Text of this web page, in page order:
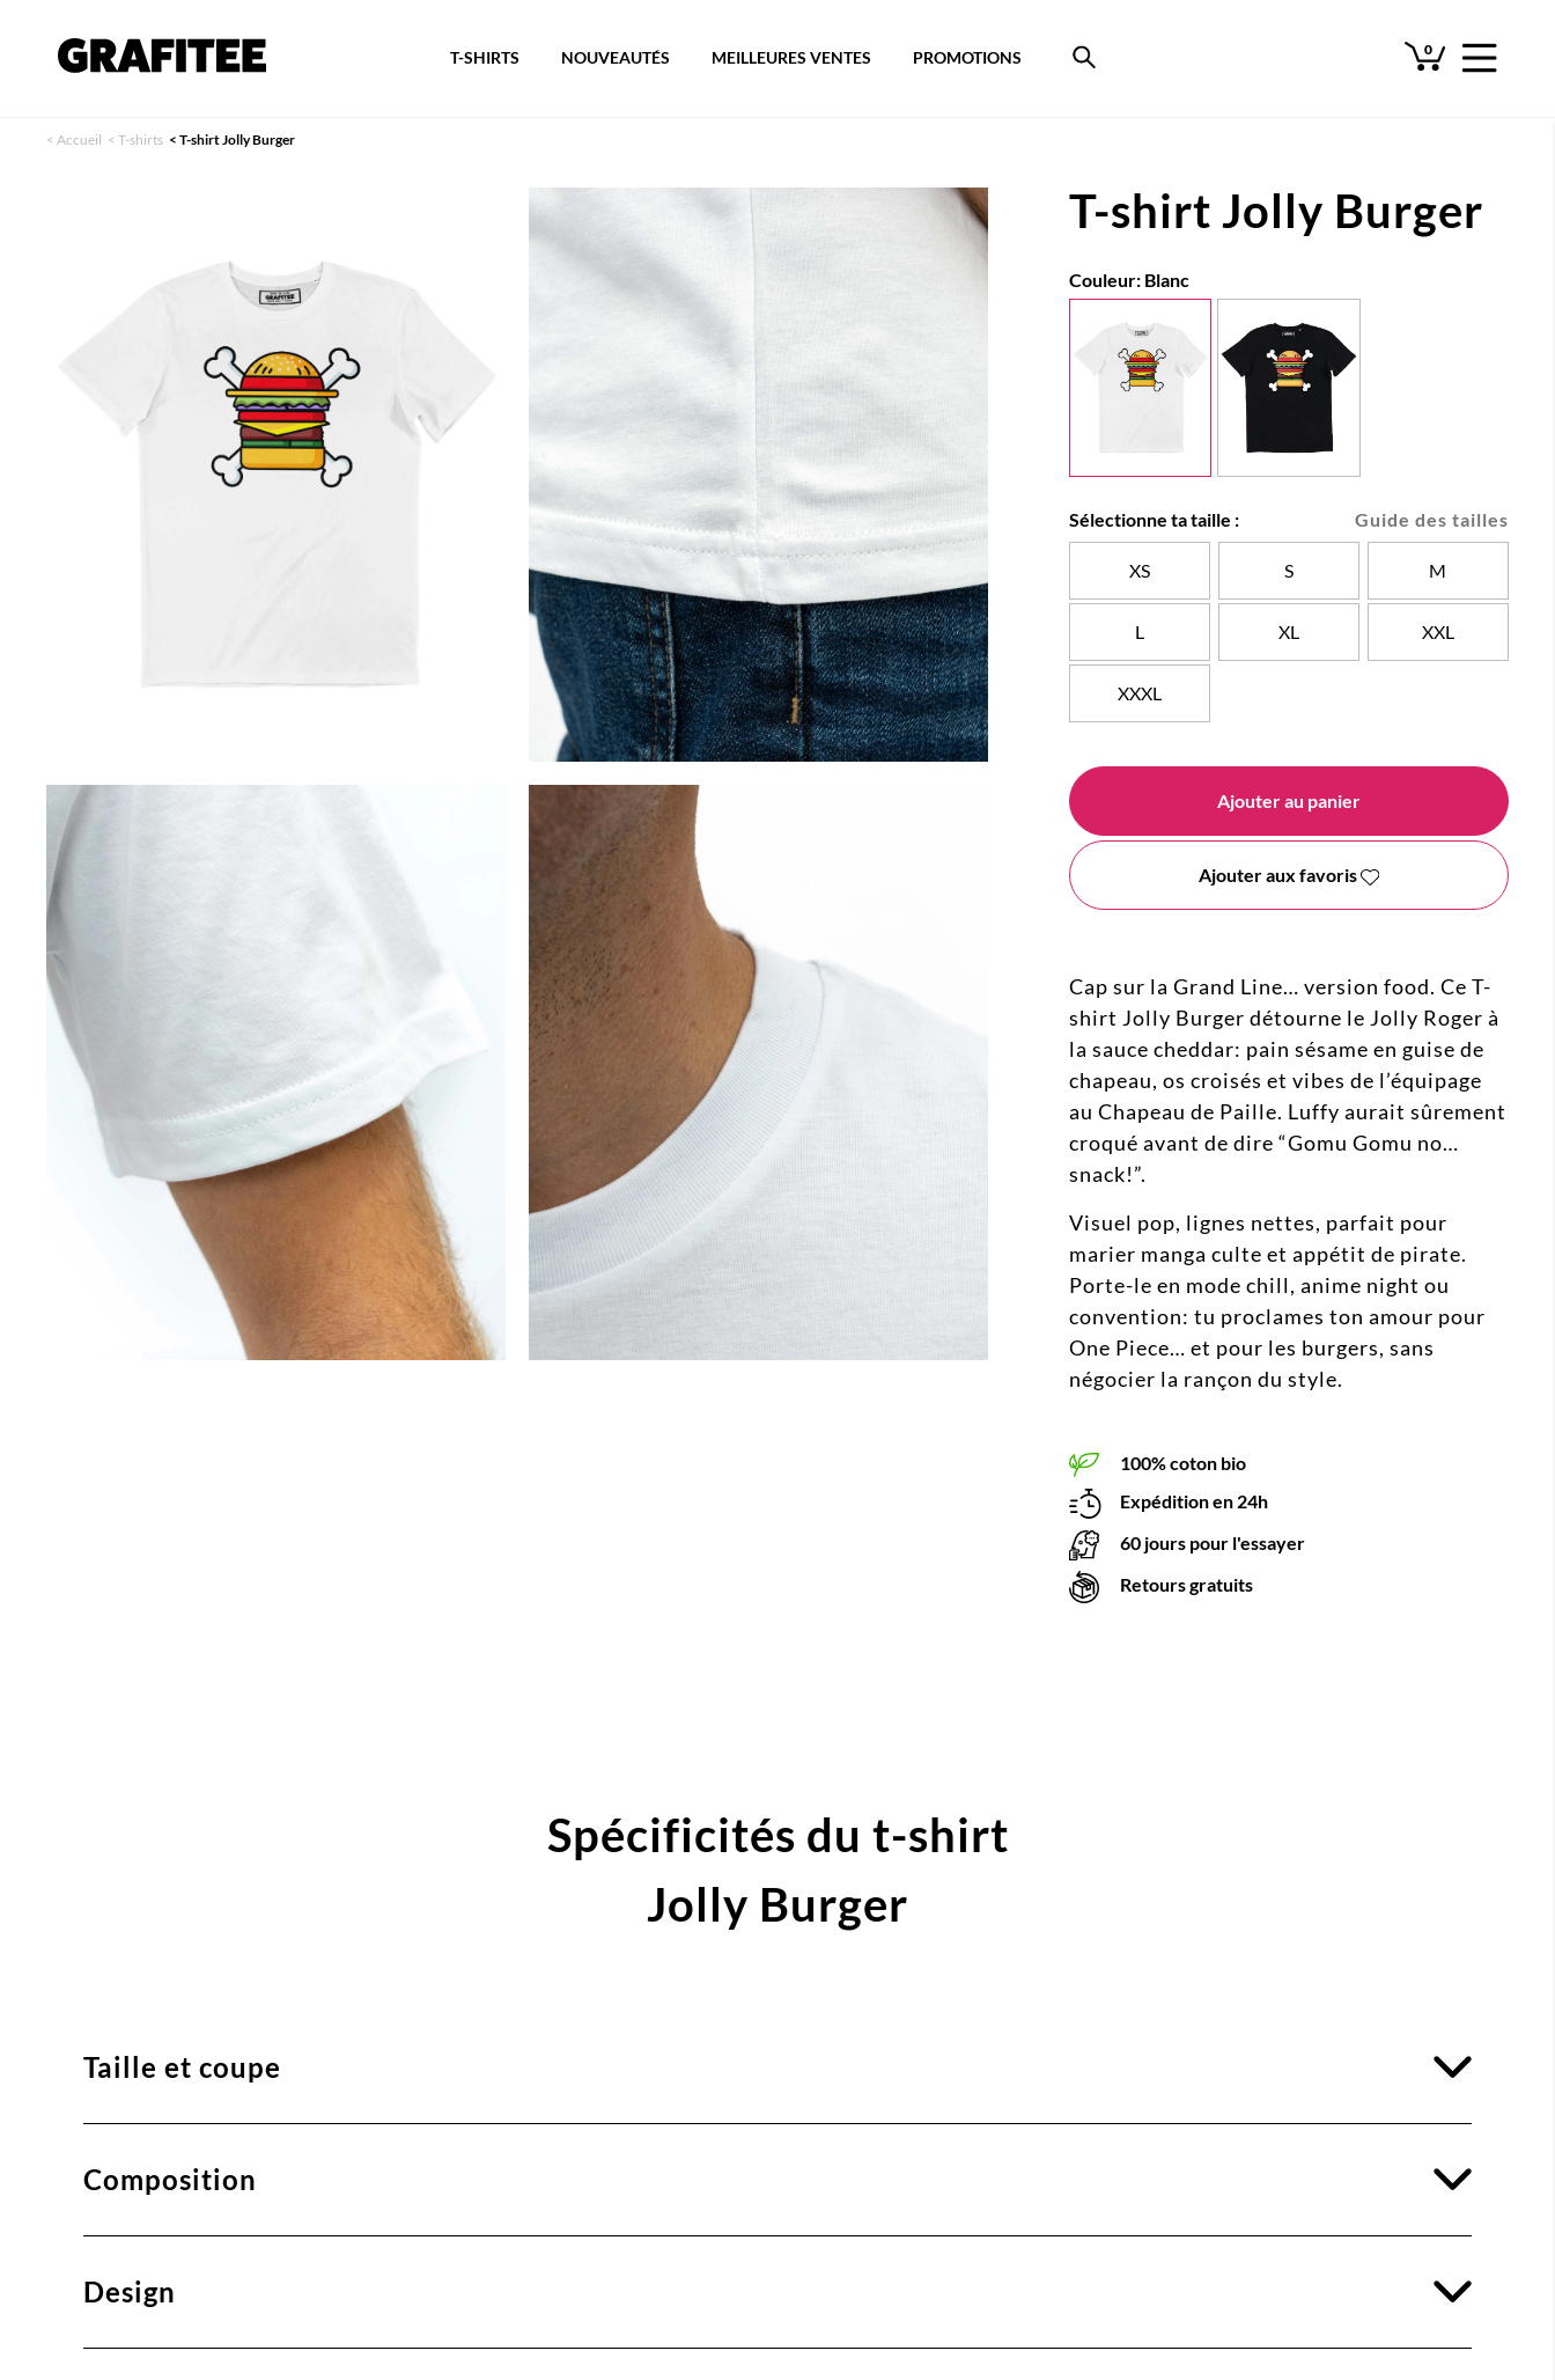
0
T-SHIRTS NOUVEAUTÉS MEILLEURES VENTES PROMOTIONS
< Accueil < T-shirts < T-shirt Jolly Burger
T-shirt Jolly Burger
Couleur: Blanc
Guide des tailles
Sélectionne ta taille :
XS S M
L XL XXL
XXXL
Ajouter au panier
Ajouter aux favoris
Cap sur la Grand Line… version food. Ce T-
shirt Jolly Burger détourne le Jolly Roger à
la sauce cheddar: pain sésame en guise de
chapeau, os croisés et vibes de l’équipage
au Chapeau de Paille. Luffy aurait sûrement
croqué avant de dire “Gomu Gomu no…
snack!”.
Visuel pop, lignes nettes, parfait pour
marier manga culte et appétit de pirate.
Porte-le en mode chill, anime night ou
convention: tu proclames ton amour pour
One Piece… et pour les burgers, sans
négocier la rançon du style.
100% coton bio
Expédition en 24h
60 jours pour l'essayer
Retours gratuits
Spécificités du t-shirt
Jolly Burger
Taille et coupe
Composition
Design